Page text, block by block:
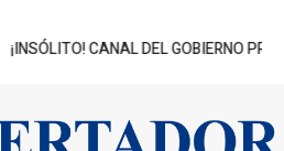
CANAL DEL GOBIERNO PROMUEVE